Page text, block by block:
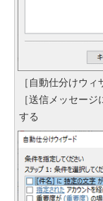
［自動仕分けウ
［送信メッセー
する